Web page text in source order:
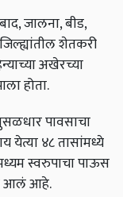
जालना, बीड,
शेतकरी
अखेरच्या
होता.
पावसाचा
येत्या ४८ तासांमध्ये
स्वरुपाचा पाऊस
आलं आहे.